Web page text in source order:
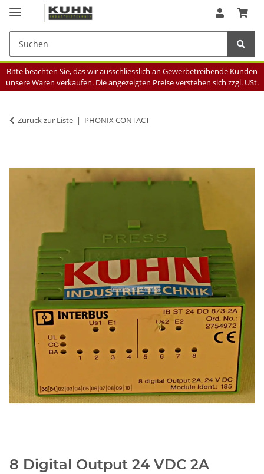
Bitte beachten Sie, das wir ausschliesslich an Gewerbetreibende Kunden
unsere Waren verkaufen. Die angezeigten Preise verstehen sich zzgl. USt.
Zurück zur Liste PHÖNIX CONTACT
8 Digital Output 24 VDC 2A